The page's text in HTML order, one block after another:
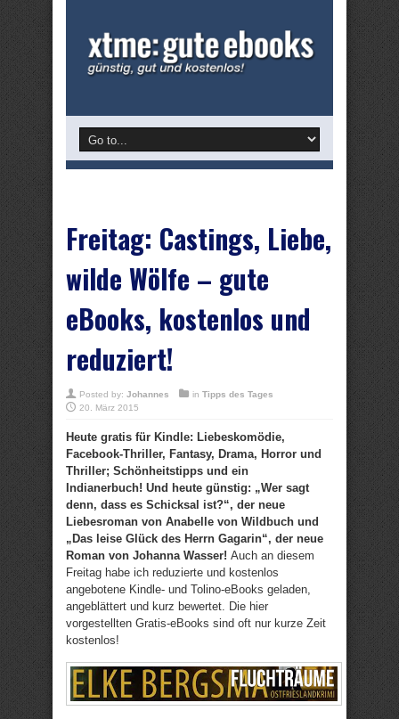
Freitag: Castings, Liebe,
wilde Wölfe – gute
eBooks, kostenlos und
reduziert!
Posted by: Johannes in Tipps des Tages
20. März 2015
Heute gratis für Kindle: Liebeskomödie,
Facebook-Thriller, Fantasy, Drama, Horror und
Thriller; Schönheitstipps und ein
Indianerbuch! Und heute günstig: „Wer sagt
denn, dass es Schicksal ist?“, der neue
Liebesroman von Anabelle von Wildbuch und
„Das leise Glück des Herrn Gagarin“, der neue
Roman von Johanna Wasser! Auch an diesem
Freitag habe ich reduzierte und kostenlos
angebotene Kindle- und Tolino-eBooks geladen,
angeblättert und kurz bewertet. Die hier
vorgestellten Gratis-eBooks sind oft nur kurze Zeit
kostenlos!